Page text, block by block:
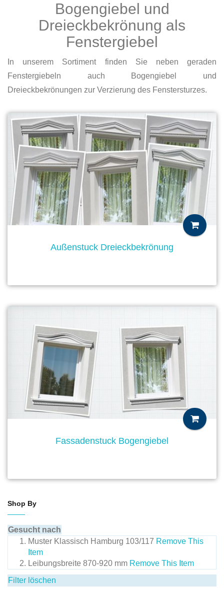
Bogengiebel und
Dreieckbekrönung als
Fenstergiebel
In unserem Sortiment finden Sie neben geraden
Fenstergiebeln auch Bogengiebel und
Dreieckbekrönungen zur Verzierung des Fenstersturzes.
Außenstuck Dreieckbekrönung
Fassadenstuck Bogengiebel
Shop By
Gesucht nach
Muster Klassisch Hamburg 103/117 Remove This
Item
Leibungsbreite 870-920 mm Remove This Item
Filter löschen